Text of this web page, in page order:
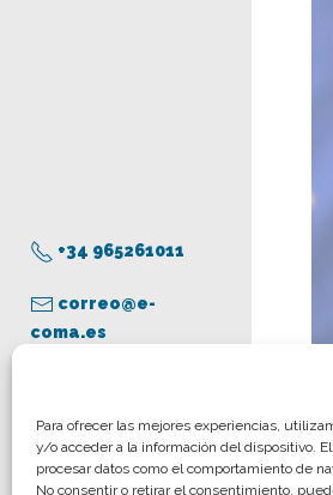
Para ofrecer las mejores experiencias,
y/o acceder a la información del dispositivo.
procesar datos como el comportamiento de
No consentir o retirar el consentimiento,
+34 965261011
correo@e-
coma.es
Aviso legal
Política de privacidad
Política de cookies